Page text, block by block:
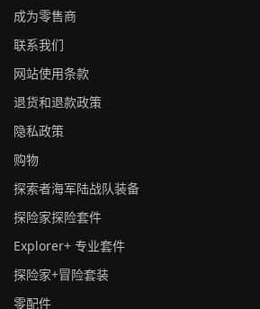
成为零售商
联系我们
网站使用条款
退货和退款政策
隐私政策
购物
探索者海军陆战队装备
探险家探险套件
Explorer+ 专业套件
探险家+冒险套装
零配件